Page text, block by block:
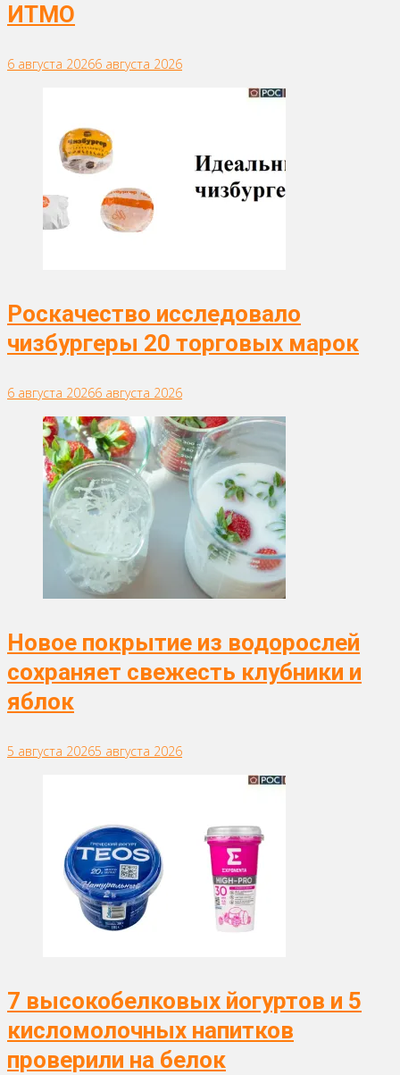
ИТМО
6 августа 20266 августа 2026
Роскачество исследовало
чизбургеры 20 торговых марок
6 августа 20266 августа 2026
Новое покрытие из водорослей
сохраняет свежесть клубники и
яблок
5 августа 20265 августа 2026
7 высокобелковых йогуртов и 5
кисломолочных напитков
проверили на белок